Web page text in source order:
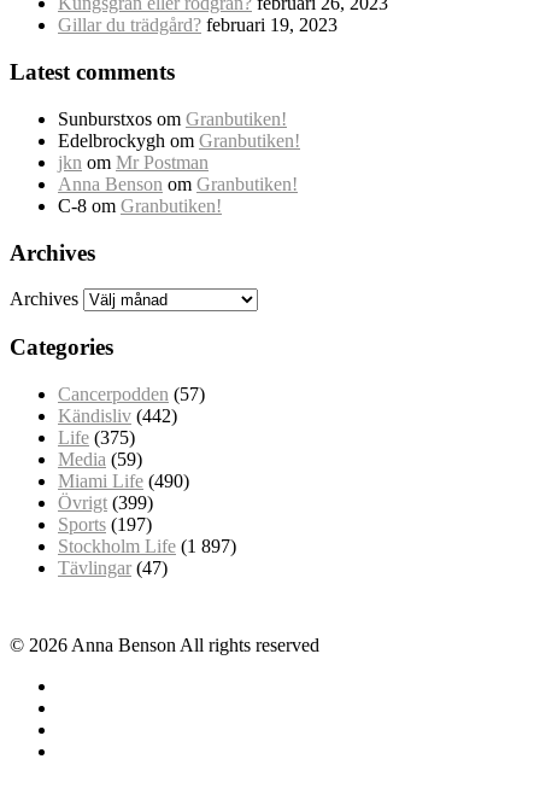
Gillar du trädgård? februari 19, 2023
Latest comments
Sunburstxos om Granbutiken!
Edelbrockygh om Granbutiken!
jkn om Mr Postman
Anna Benson om Granbutiken!
C-8 om Granbutiken!
Archives
Archives
Categories
Cancerpodden (57)
Kändisliv (442)
Life (375)
Media (59)
Miami Life (490)
Övrigt (399)
Sports (197)
Stockholm Life (1 897)
Tävlingar (47)
© 2026 Anna Benson All rights reserved